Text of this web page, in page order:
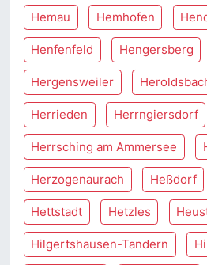
Hemau Hemhofen
Henfenfeld Hengersberg
Hergensweiler
Herrieden Herrngiersdorf
Herrsching am Ammersee
Herzogenaurach Heßdorf
Hettstadt Hetzles
Hilgertshausen-Tandern